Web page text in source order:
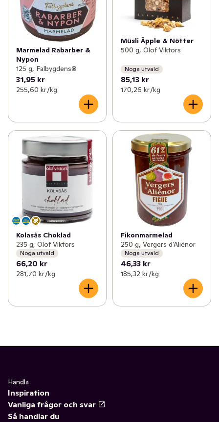
Marmelad Rabarber &
Nypon
125 g, Falbygdens®
31,95 kr
255,60 kr /kg
Müsli Äpple & Nötter
500 g, Olof Viktors
Noga utvald
85,13 kr
170,26 kr /kg
Kolasås Choklad
235 g, Olof Viktors
Noga utvald
66,20 kr
281,70 kr /kg
Fikonmarmelad
250 g, Vergers d'Aliénor
Noga utvald
46,33 kr
185,32 kr /kg
Handla
Inspiration
Vanliga frågor och svar
Så handlar du